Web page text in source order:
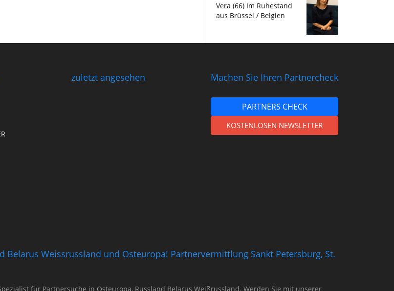
Vera (66) Im Ruhestand
aus Brüssel / Belgien
zuletzt angesehen Machen Sie Ihren Partnercheck
PARTNERS CHECK
KOSTENLOSEN NEWSLETTER
Weissrussland und Osteuropa! Partnervermittlung Sankt Petersburg, St.
für Partnersuche in Osteuropa, Russland Belarus Weißrussland. Werden Sie mit unserer